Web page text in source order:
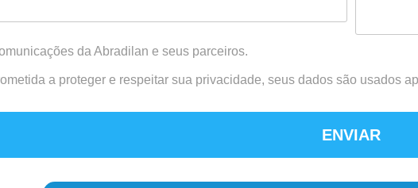
da Abradilan e seus parceiros.
a proteger e respeitar sua privacidade, seus dados são usados
ENVIAR